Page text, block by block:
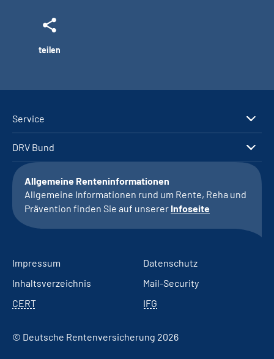
teilen
Service
DRV Bund
Allgemeine Renteninformationen
Allgemeine Informationen rund um Rente, Reha und
Prävention finden Sie auf unserer Infoseite
Impressum
Datenschutz
Inhaltsverzeichnis
Mail-Security
CERT
IFG
© Deutsche Rentenversicherung 2026